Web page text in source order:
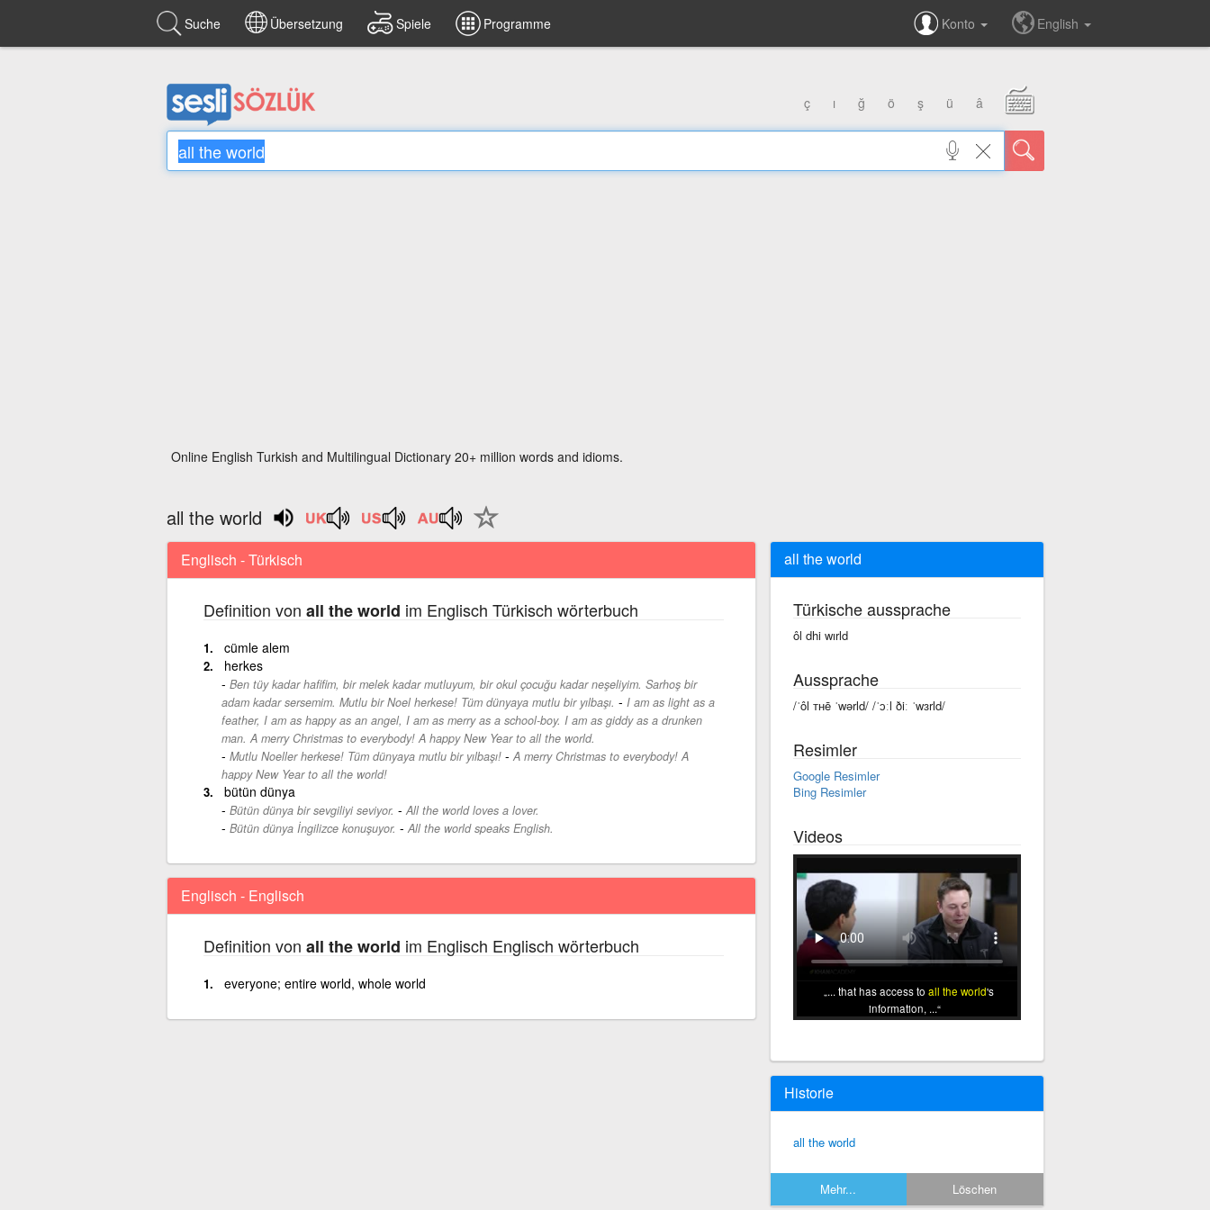
Suche Übersetzung Spiele Programme Konto English
ç ı ğ ö ş ü â
Online English Turkish and Multilingual Dictionary 20+ million words and idioms.
all the world
Englisch - Türkisch
Definition von all the world im Englisch Türkisch wörterbuch
cümle alem
herkes
Ben tüy kadar hafifim, bir melek kadar mutluyum, bir okul çocuğu kadar neşeliyim. Sarhoş bir
adam kadar sersemim. Mutlu bir Noel herkese! Tüm dünyaya mutlu bir yılbaşı. - I am as light as a
feather, I am as happy as an angel, I am as merry as a school-boy. I am as giddy as a drunken
man. A merry Christmas to everybody! A happy New Year to all the world.
Mutlu Noeller herkese! Tüm dünyaya mutlu bir yılbaşı!- A merry Christmas to everybody! A
happy New Year to all the world!
bütün dünya
Bütün dünya bir sevgiliyi seviyor. - All the world loves a lover.
Bütün dünya İngilizce konuşuyor. - All the world speaks English.
Englisch - Englisch
Definition von all the world im Englisch Englisch wörterbuch
everyone; entire world, whole world
all the world
Türkische aussprache
ôl dhi wırld
Aussprache
/ˈôl ᴛʜē ˈwərld/ /ˈɔːl ðiː ˈwɜrld/
Resimler
Google Resimler
Bing Resimler
Videos
... that has access to all the world's
information, ...
Historie
all the world
Mehr... Löschen